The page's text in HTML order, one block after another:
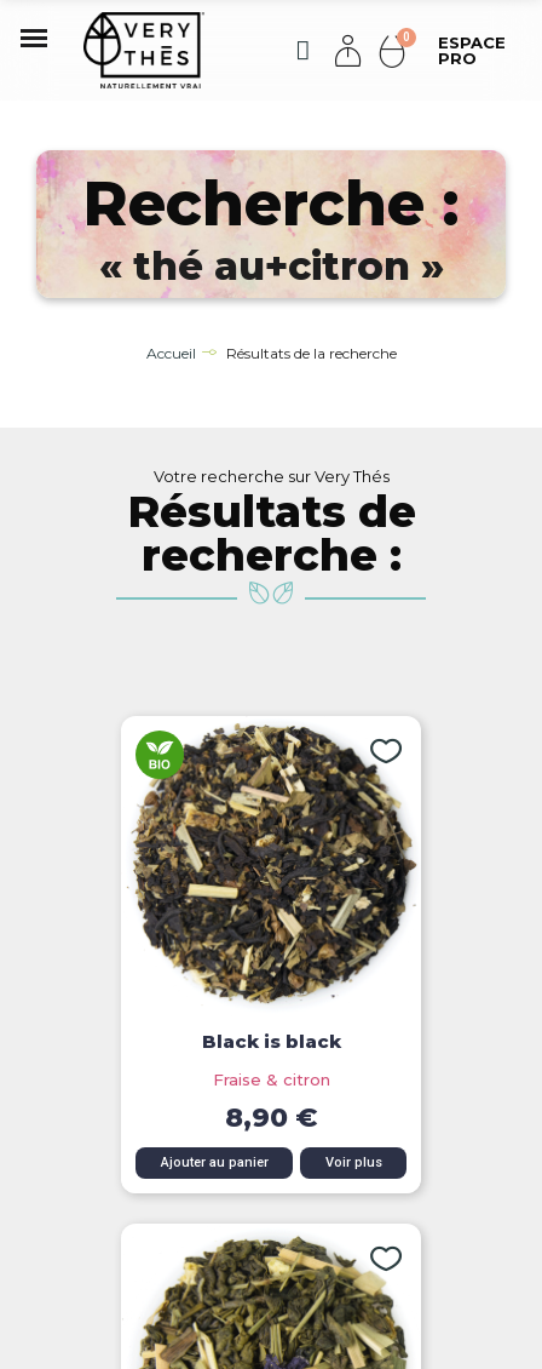
ESPACE
PRO
Recherche :
« thé au+citron »
Accueil Résultats de la recherche
Votre recherche sur Very Thés
Résultats de
recherche :
Black is black
Fraise & citron
8,90 €
Ajouter au panier Voir plus